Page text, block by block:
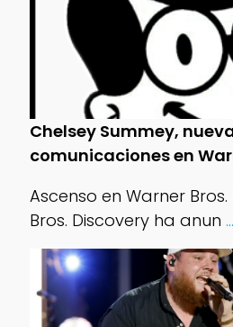
Chelsey Summey,
comunicaciones en
Ascenso en Warner
Bros. Discovery ha anun